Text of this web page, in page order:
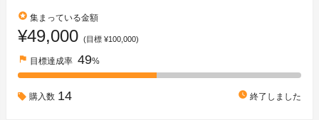
stars 集まっている金額
¥49,000 (目標 ¥100,000)
flag 目標達成率 49%
購入数 14 watch_later 終了しました